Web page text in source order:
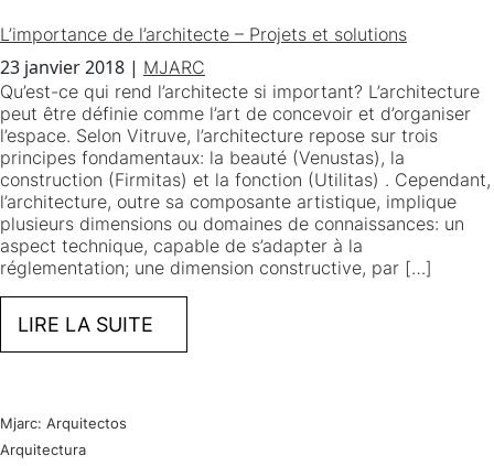
L’importance de l’architecte – Projets et solutions
23 janvier 2018 | MJARC
Qu’est-ce qui rend l’architecte si important? L’architecture
peut être définie comme l’art de concevoir et d’organiser
l’espace. Selon Vitruve, l’architecture repose sur trois
principes fondamentaux: la beauté (Venustas), la
construction (Firmitas) et la fonction (Utilitas) . Cependant,
l’architecture, outre sa composante artistique, implique
plusieurs dimensions ou domaines de connaissances: un
aspect technique, capable de s’adapter à la
réglementation; une dimension constructive, par […]
LIRE LA SUITE
Mjarc: Arquitectos
Arquitectura